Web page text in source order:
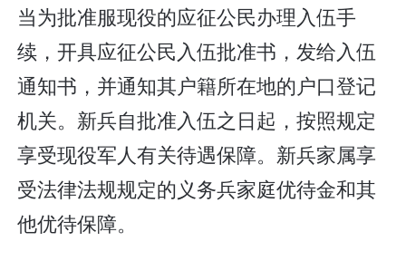
当为批准服现役的应征公民办理入伍手
续，开具应征公民入伍批准书，发给入伍
通知书，并通知其户籍所在地的户口登记
机关。新兵自批准入伍之日起，按照规定
享受现役军人有关待遇保障。新兵家属享
受法律法规规定的义务兵家庭优待金和其
他优待保障。